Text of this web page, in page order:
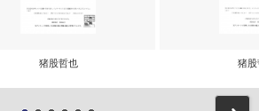
猪股哲也 猪股